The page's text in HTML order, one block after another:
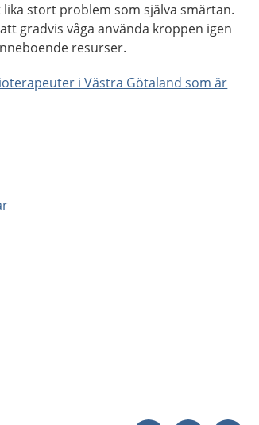
stort problem som själva smärtan.
gradvis våga använda kroppen igen
resurser.
i Västra Götaland som är